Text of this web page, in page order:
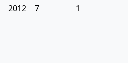
2012 7 1